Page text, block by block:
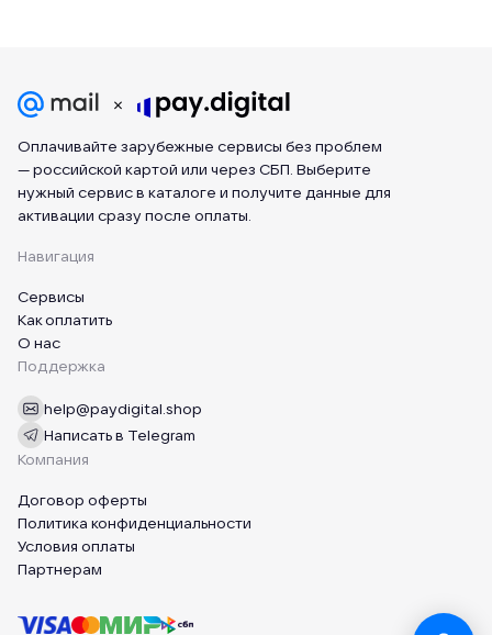
Оплачивайте зарубежные сервисы без проблем
— российской картой или через СБП. Выберите
нужный сервис в каталоге и получите данные для
активации сразу после оплаты.
Навигация
Сервисы
Как оплатить
О нас
Поддержка
help@paydigital.shop
Написать в Telegram
Компания
Договор оферты
Политика конфиденциальности
Условия оплаты
Партнерам